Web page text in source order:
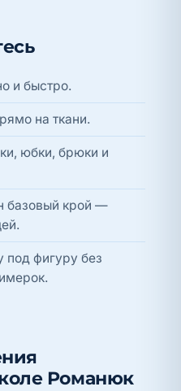
и быстро.
на ткани.
юбки, брюки и
базовый крой —
под фигуру без
Романюк